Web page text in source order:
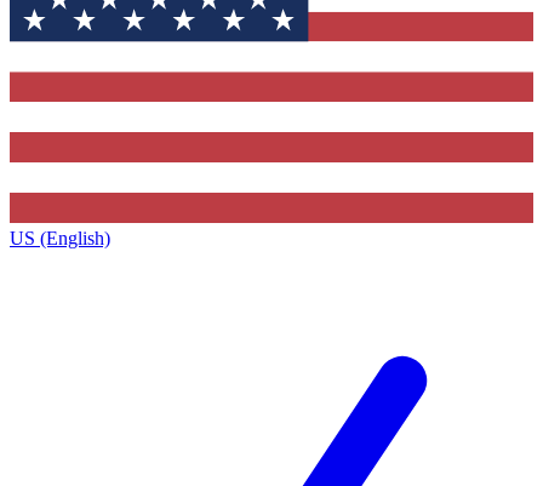
US (English)